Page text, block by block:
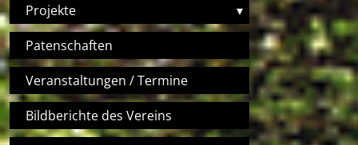
Projekte
▾
Patenschaften
Veranstaltungen / Termine
Bildberichte des Vereins